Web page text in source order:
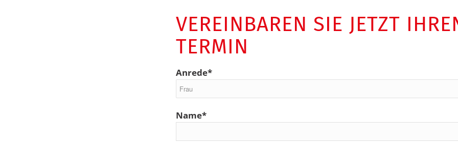
VEREINBAREN SIE JETZT
TERMIN
Anrede*
Name*